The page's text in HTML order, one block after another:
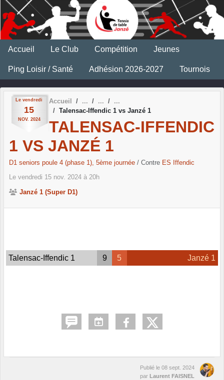
Accueil Le Club Compétition Jeunes
Ping Loisir / Santé Adhésion 2026-2027 Tournois
Le vendredi
15
NOV. 2024
Accueil
Talensac-Iffendic 1 vs Janzé 1
TALENSAC-IFFENDIC
1 VS JANZÉ 1
D1 seniors poule 4 (phase 1), 5ème journée / Contre ES Iffendic
Le vendredi 15 nov. 2024 à 20h
Janzé 1 (Super D1)
Talensac-Iffendic 1 9 5 Janzé 1
Publié le 08 sept. 2024
par Laurent FAISNEL
Panneau de gestion des cookies